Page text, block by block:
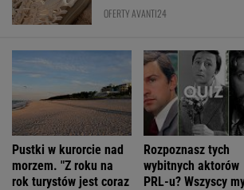
OFERTY AVANTI24
Pustki w kurorcie nad
morzem. "Z roku na
rok turystów jest coraz
Rozpoznasz tych
wybitnych aktorów
PRL-u? Wszyscy